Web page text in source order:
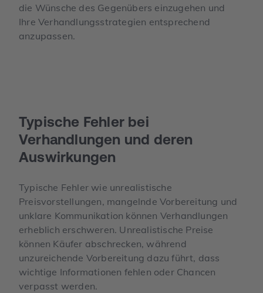
die Wünsche des Gegenübers einzugehen und
Ihre Verhandlungsstrategien entsprechend
anzupassen.
Typische Fehler bei
Verhandlungen und deren
Auswirkungen
Typische Fehler wie unrealistische
Preisvorstellungen, mangelnde Vorbereitung und
unklare Kommunikation können Verhandlungen
erheblich erschweren. Unrealistische Preise
können Käufer abschrecken, während
unzureichende Vorbereitung dazu führt, dass
wichtige Informationen fehlen oder Chancen
verpasst werden.